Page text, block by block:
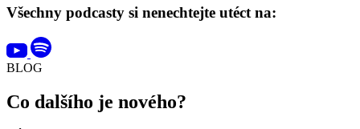
Všechny podcasty si nenechtejte utéct na:
BLOG
Co dalšího je nového?